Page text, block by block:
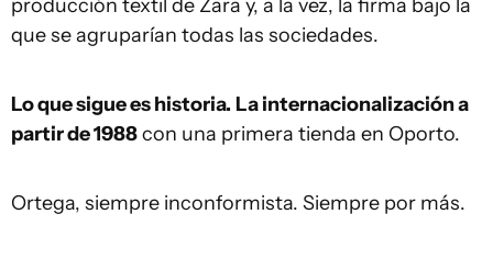
producción textil de Zara y, a la vez, la firma bajo la
que se agruparían todas las sociedades.
Lo que sigue es historia. La internacionalización a
partir de 1988con una primera tienda en Oporto.
Ortega, siempre inconformista. Siempre por más.